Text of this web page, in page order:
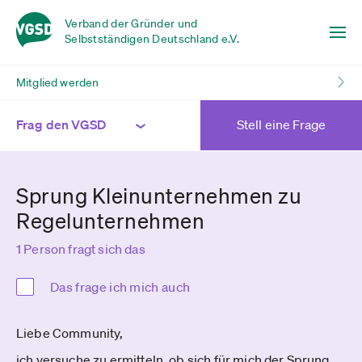
Verband der Gründer und
Selbstständigen Deutschland e.V.
Mitglied werden
Frag den VGSD Stell eine Frage
Sprung Kleinunternehmen zu
Regelunternehmen
1 Person fragt sich das
Das frage ich mich auch
Liebe Community,